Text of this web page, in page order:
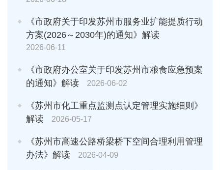
《市政府关于印发苏州市服务业扩能提质行动
方案(2026～2030年)的通知》解读
2026-06-11
《市政府办公室关于印发苏州市粮食应急预案
的通知》解读
2026-06-02
《苏州市化工重点监测点认定管理实施细则》
解读
2026-05-17
《苏州市高速公路桥梁桥下空间合理利用管理
办法》解读
2026-04-09